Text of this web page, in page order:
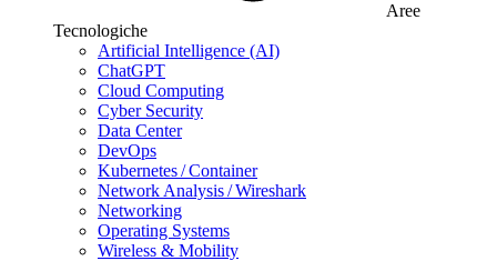
Aree
Tecnologiche
Artificial Intelligence (AI)
ChatGPT
Cloud Computing
Cyber Security
Data Center
DevOps
Kubernetes / Container
Network Analysis / Wireshark
Networking
Operating Systems
Wireless & Mobility